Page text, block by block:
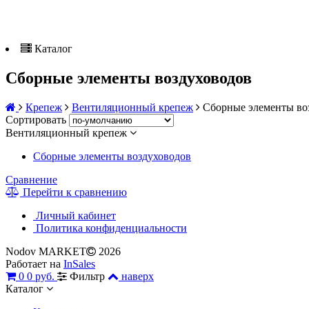
Каталог
Cборные элементы воздуховодов
Крепеж Вентиляционный крепеж
Cборные элементы
Сортировать
Вентиляционный крепеж
Cборные элементы воздуховодов
Сравнение
Перейти к сравнению
Личный кабинет
Политика конфиденциальности
Nodov MARKET
2026
Работает на InSales
0 0 руб. Фильтр
наверх
Каталог